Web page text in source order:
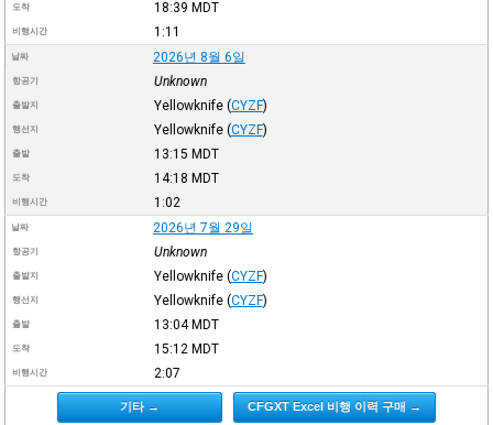
도착 18:39 MDT
비행시간 1:11
날짜 2026년 8월 6일
항공기 Unknown
출발지 Yellowknife (CYZF)
행선지 Yellowknife (CYZF)
출발 13:15 MDT
도착 14:18 MDT
비행시간 1:02
날짜 2026년 7월 29일
항공기 Unknown
출발지 Yellowknife (CYZF)
행선지 Yellowknife (CYZF)
출발 13:04MDT
도착 15:12 MDT
비행시간 2:07
기타 → CFGXT Excel 비행 이력 구매 →